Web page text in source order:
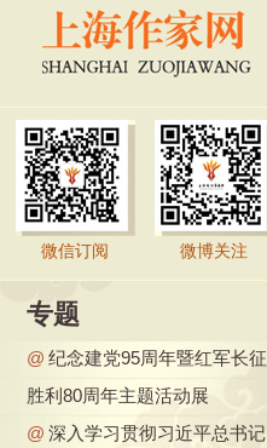
微信订阅 微博关注
专题
@ 纪念建党95周年暨红军长征
胜利80周年主题活动展
@ 深入学习贯彻习近平总书记